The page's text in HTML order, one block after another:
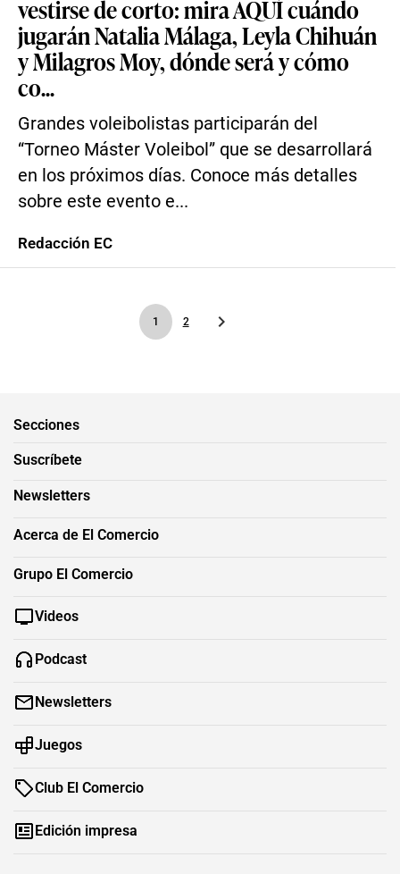
vestirse de corto: mira AQUÍ cuándo
jugarán Natalia Málaga, Leyla Chihuán
y Milagros Moy, dónde será y cómo
co...
Grandes voleibolistas participarán del
“Torneo Máster Voleibol” que se desarrollará
en los próximos días. Conoce más detalles
sobre este evento e...
Redacción EC
1 2
Secciones
Suscríbete
Newsletters
Acerca de El Comercio
Grupo El Comercio
Videos
Podcast
Newsletters
Juegos
Club El Comercio
Edición impresa